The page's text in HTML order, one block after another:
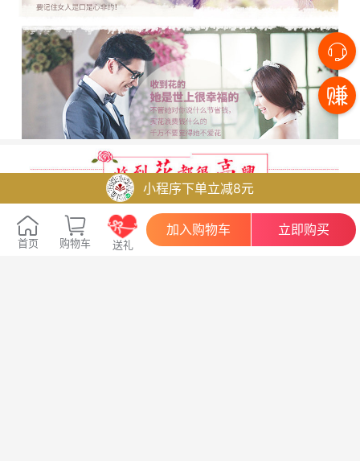
小程序下单立减8元
首页 购物车 送礼
加入购物车 立即购买